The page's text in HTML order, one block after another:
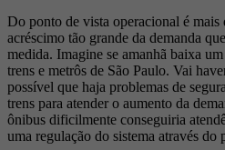
Do ponto de vista operacional é
acréscimo tão grande da demanda
medida. Imagine se amanhã baixa
trens e metrôs de São Paulo. Vai
possível que haja problemas de
trens para atender o aumento da
ônibus dificilmente conseguiria
uma regulação do sistema através do